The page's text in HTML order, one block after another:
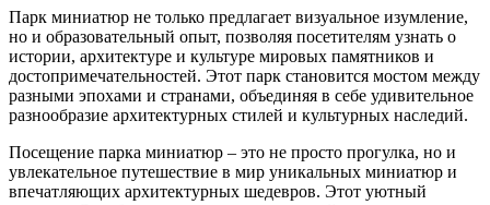
Парк миниатюр не только предлагает визуальное изумление,
но и образовательный опыт, позволяя посетителям узнать о
истории, архитектуре и культуре мировых памятников и
достопримечательностей. Этот парк становится мостом между
разными эпохами и странами, объединяя в себе удивительное
разнообразие архитектурных стилей и культурных наследий.
Посещение парка миниатюр – это не просто прогулка, но и
увлекательное путешествие в мир уникальных миниатюр и
впечатляющих архитектурных шедевров. Этот уютный